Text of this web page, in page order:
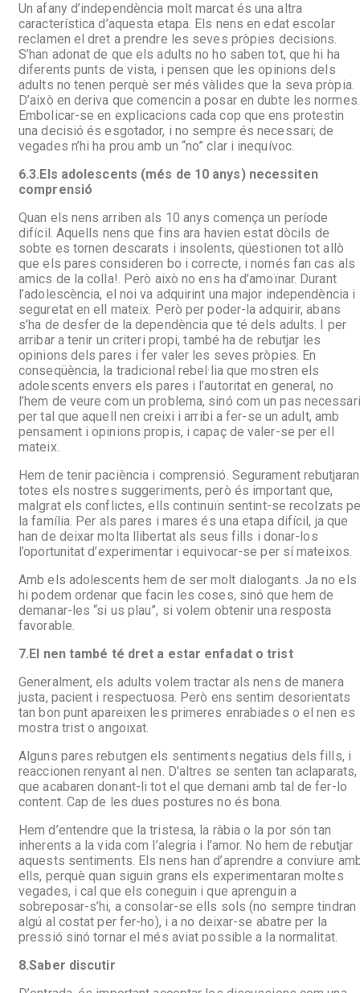
Un afany d’independència molt marcat és una altra
característica d’aquesta etapa. Els nens en edat escolar
reclamen el dret a prendre les seves pròpies decisions.
S’han adonat de que els adults no ho saben tot, que hi ha
diferents punts de vista, i pensen que les opinions dels
adults no tenen perquè ser més vàlides que la seva pròpia.
D’això en deriva que comencin a posar en dubte les normes.
Embolicar-se en explicacions cada cop que ens protestin
una decisió és esgotador, i no sempre és necessari; de
vegades n’hi ha prou amb un “no” clar i inequívoc.
6.3.Els adolescents (més de 10 anys) necessiten
comprensió
Quan els nens arriben als 10 anys comença un període
difícil. Aquells nens que fins ara havien estat dòcils de
sobte es tornen descarats i insolents, qüestionen tot allò
que els pares consideren bo i correcte, i només fan cas als
amics de la colla!. Però això no ens ha d’amoïnar. Durant
l’adolescència, el noi va adquirint una major independència i
seguretat en ell mateix. Però per poder-la adquirir, abans
s’ha de desfer de la dependència que té dels adults. I per
arribar a tenir un criteri propi, també ha de rebutjar les
opinions dels pares i fer valer les seves pròpies. En
conseqüència, la tradicional rebel·lia que mostren els
adolescents envers els pares i l’autoritat en general, no
l’hem de veure com un problema, sinó com un pas necessari
per tal que aquell nen creixi i arribi a fer-se un adult, amb
pensament i opinions propis, i capaç de valer-se per ell
mateix.
Hem de tenir paciència i comprensió. Segurament rebutjaran
totes els nostres suggeriments, però és important que,
malgrat els conflictes, ells continuïn sentint-se recolzats
la família. Per als pares i mares és una etapa difícil, ja que
han de deixar molta llibertat als seus fills i donar-los
l’oportunitat d’experimentar i equivocar-se per sí mateixos.
Amb els adolescents hem de ser molt dialogants. Ja no els
hi podem ordenar que facin les coses, sinó que hem de
demanar-les “si us plau”, si volem obtenir una resposta
favorable.
7.El nen també té dret a estar enfadat o trist
Generalment, els adults volem tractar als nens de manera
justa, pacient i respectuosa. Però ens sentim desorientats
tan bon punt apareixen les primeres enrabiades o el nen es
mostra trist o angoixat.
Alguns pares rebutgen els sentiments negatius dels fills, i
reaccionen renyant al nen. D’altres se senten tan aclaparats,
que acabaren donant-li tot el que demani amb tal de fer-lo
content. Cap de les dues postures no és bona.
Hem d’entendre que la tristesa, la ràbia o la por són tan
inherents a la vida com l’alegria i l’amor. No hem de rebutjar
aquests sentiments. Els nens han d’aprendre a conviure
ells, perquè quan siguin grans els experimentaran moltes
vegades, i cal que els coneguin i que aprenguin a
sobreposar-s’hi, a consolar-se ells sols (no sempre tindran
algú al costat per fer-ho), i a no deixar-se abatre per la
pressió sinó tornar el més aviat possible a la normalitat.
8.Saber discutir